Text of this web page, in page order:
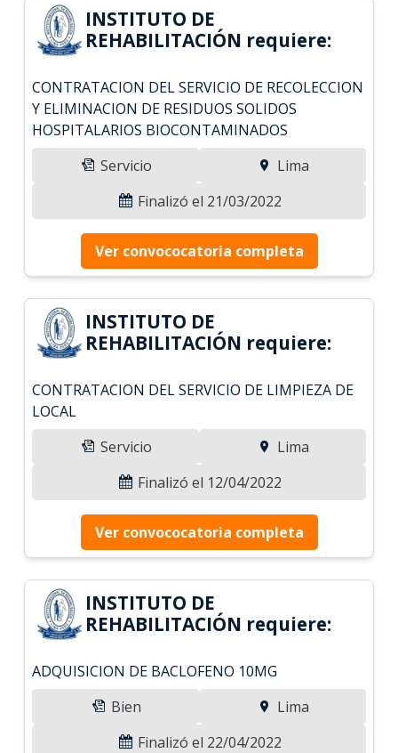
INSTITUTO DE
REHABILITACIÓN requiere:
CONTRATACION DEL SERVICIO DE RECOLECCION
Y ELIMINACION DE RESIDUOS SOLIDOS
HOSPITALARIOS BIOCONTAMINADOS
Servicio
Lima
Finalizó el 21/03/2022
Ver convococatoria completa
INSTITUTO DE
REHABILITACIÓN requiere:
CONTRATACION DEL SERVICIO DE LIMPIEZA DE
LOCAL
Servicio
Lima
Finalizó el 12/04/2022
Ver convococatoria completa
INSTITUTO DE
REHABILITACIÓN requiere:
ADQUISICION DE BACLOFENO 10MG
Bien
Lima
Finalizó el 22/04/2022